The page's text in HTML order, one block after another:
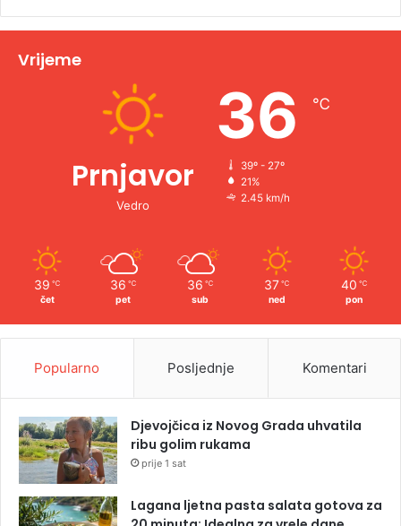
Vrijeme
Prnjavor
Vedro
36 ℃
39º - 27º
21%
2.45 km/h
39 ℃
čet
36 ℃
pet
36 ℃
sub
37 ℃
ned
40 ℃
pon
Popularno Posljednje Komentari
Djevojčica iz Novog Grada uhvatila
ribu golim rukama
prije 1 sat
Lagana ljetna pasta salata gotova za